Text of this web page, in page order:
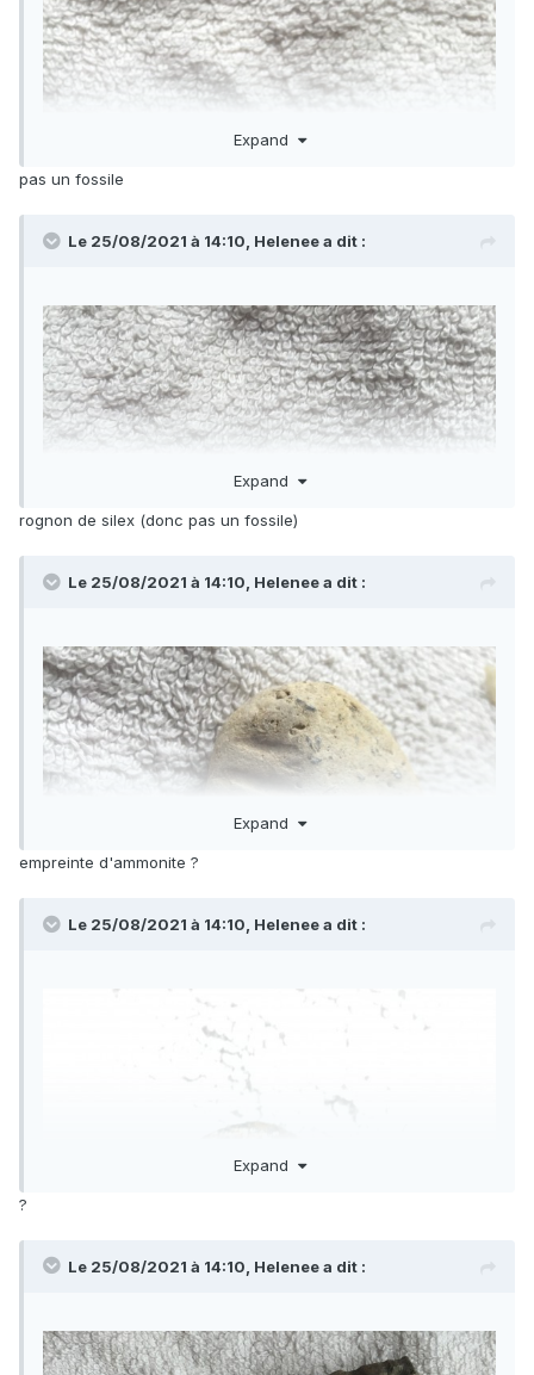
Expand
pas un fossile
Le 25/08/2021 à 14:10, Heleneea dit :
Expand
rognon de silex (donc pas un fossile)
Le 25/08/2021 à 14:10, Heleneea dit :
Expand
empreinte d'ammonite ?
Le 25/08/2021 à 14:10, Heleneea dit :
Expand
?
Le 25/08/2021 à 14:10, Heleneea dit :